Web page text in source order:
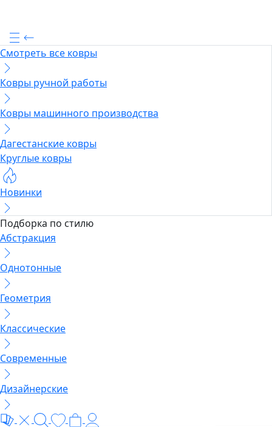
Смотреть все ковры
Ковры ручной работы
Ковры машинного производства
Дагестанские ковры
Круглые ковры
Новинки
Подборка по стилю
Абстракция
Однотонные
Геометрия
Классические
Современные
Дизайнерские